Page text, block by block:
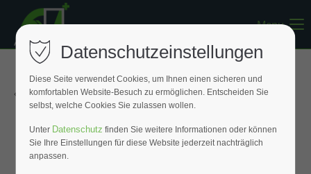
Register
Support
Lorem ipsum dolor sit amet:
24h/ 365days
Menu
« Zurück zur Übersicht
Datenschutzeinstellungen
Diese Seite verwendet Cookies, um Ihnen einen sicheren und
komfortablen Website-Besuch zu ermöglichen. Entscheiden Sie
selbst, welche Cookies Sie zulassen wollen.
Unter Datenschutz finden Sie weitere Informationen oder können
Sie Ihre Einstellungen für diese Website jederzeit nachträglich
anpassen.